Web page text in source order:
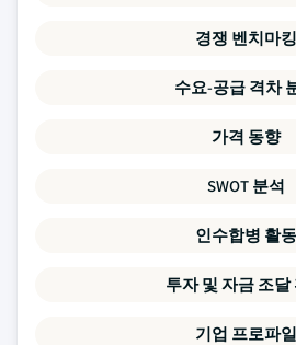
경쟁 벤치마킹
수요-공급 격차
가격 동향
SWOT 분석
인수합병 활동
투자 및 자금 조달
기업 프로파일